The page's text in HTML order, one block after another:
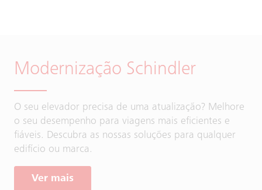
Modernização Schindler
O seu elevador precisa de uma atualização? Melhore
o seu desempenho para viagens mais eficientes e
fiáveis. Descubra as nossas soluções para qualquer
edifício ou marca.
Ver mais